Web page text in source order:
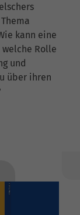
kann eine
Rolle
und
über ihren